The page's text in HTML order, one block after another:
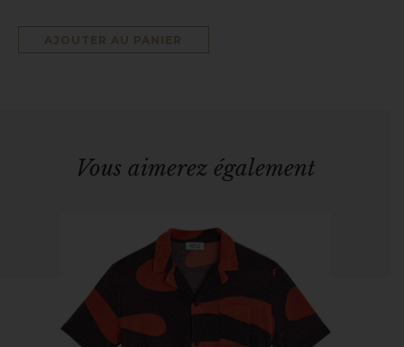
AJOUTER AU PANIER
Vous aimerez également